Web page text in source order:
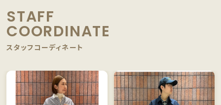
STAFF
COORDINATE
スタッフコーディネート